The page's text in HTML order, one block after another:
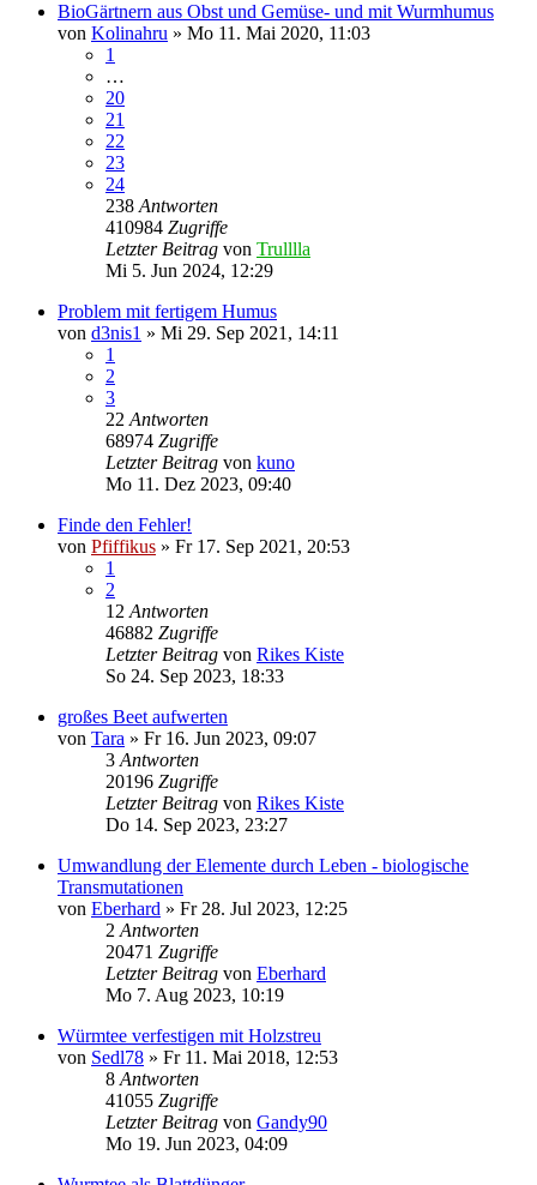
BioGärtnern aus Obst und Gemüse- und mit Wurmhumus
von Kolinahru » Mo 11. Mai 2020, 11:03
1
…
20
21
22
23
24
238 Antworten
410984 Zugriffe
Letzter Beitrag von Trulllla
Mi 5. Jun 2024, 12:29
Problem mit fertigem Humus
von d3nis1 » Mi 29. Sep 2021, 14:11
1
2
3
22 Antworten
68974 Zugriffe
Letzter Beitrag von kuno
Mo 11. Dez 2023, 09:40
Finde den Fehler!
von Pfiffikus » Fr 17. Sep 2021, 20:53
1
2
12 Antworten
46882 Zugriffe
Letzter Beitrag von Rikes Kiste
So 24. Sep 2023, 18:33
großes Beet aufwerten
von Tara » Fr 16. Jun 2023, 09:07
3 Antworten
20196 Zugriffe
Letzter Beitrag von Rikes Kiste
Do 14. Sep 2023, 23:27
Umwandlung der Elemente durch Leben - biologische
Transmutationen
von Eberhard » Fr 28. Jul 2023, 12:25
2 Antworten
20471 Zugriffe
Letzter Beitrag von Eberhard
Mo 7. Aug 2023, 10:19
Würmtee verfestigen mit Holzstreu
von Sedl78 » Fr 11. Mai 2018, 12:53
8 Antworten
41055 Zugriffe
Letzter Beitrag von Gandy90
Mo 19. Jun 2023, 04:09